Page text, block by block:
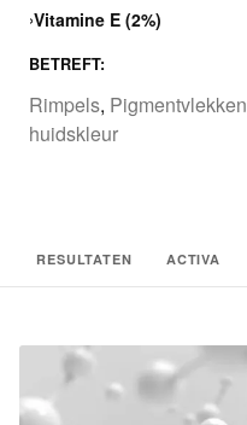
›Vitamine E (2%)
BETREFT:
Rimpels, Pigmentvlekken
huidskleur
RESULTATEN ACTIVA